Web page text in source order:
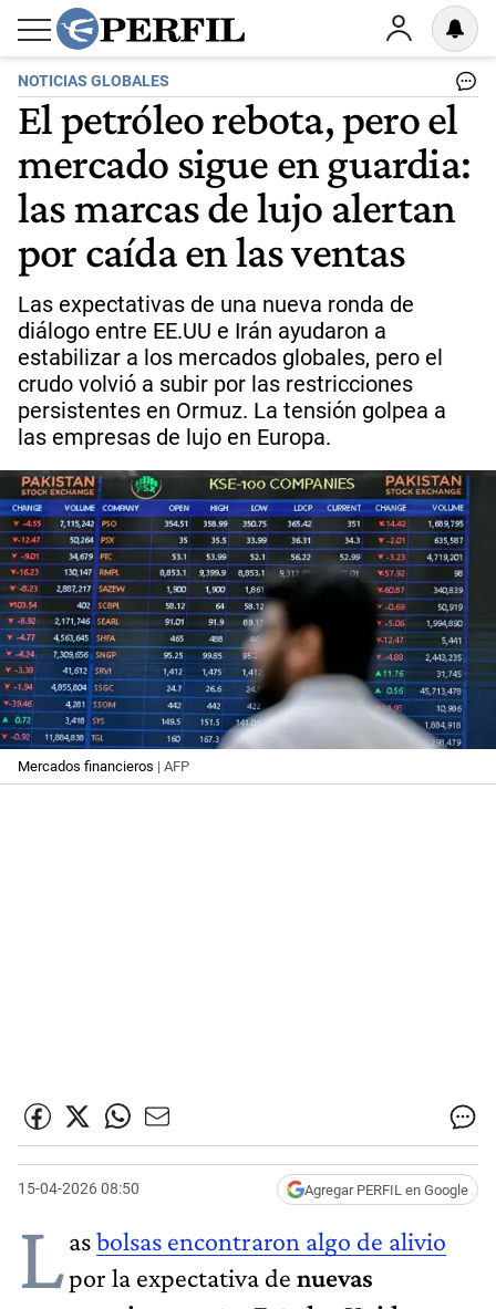
NOTICIAS GLOBALES
El petróleo rebota, pero el
mercado sigue en guardia:
las marcas de lujo alertan
por caída en las ventas
Las expectativas de una nueva ronda de
diálogo entre EE.UU e Irán ayudaron a
estabilizar a los mercados globales, pero el
crudo volvió a subir por las restricciones
persistentes en Ormuz. La tensión golpea a
las empresas de lujo en Europa.
Mercados financieros | AFP
15-04-2026 08:50 Agregar PERFIL en Google
Lasbolsas encontraron algo de alivio
por la expectativa de nuevas